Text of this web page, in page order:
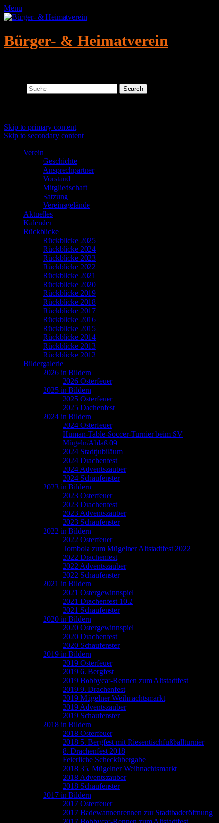
Menu
Bürger- & Heimatverein
Skip to primary content
Skip to secondary content
Verein
Geschichte
Ansprechpartner
Vorstand
Mitgliedschaft
Satzung
Vereinsgelände
Aktuelles
Kalender
Rückblicke
Rückblicke 2025
Rückblicke 2024
Rückblicke 2023
Rückblicke 2022
Rückblicke 2021
Rückblicke 2020
Rückblicke 2019
Rückblicke 2018
Rückblicke 2017
Rückblicke 2016
Rückblicke 2015
Rückblicke 2014
Rückblicke 2013
Rückblicke 2012
Bildergalerie
2026 in Bildern
2026 Osterfeuer
2025 in Bildern
2025 Osterfeuer
2025 Dachenfest
2024 in Bildern
2024 Osterfeuer
Human-Table-Soccer-Turnier beim SV
Mügeln/Ablaß 09
2024 Stadtjubiläum
2024 Drachenfest
2024 Adventszauber
2024 Schaufenster
2023 in Bildern
2023 Osterfeuer
2023 Drachenfest
2023 Adventszauber
2023 Schaufenster
2022 in Bildern
2022 Osterfeuer
Tombola zum Mügelner Altstadtfest 2022
2022 Drachenfest
2022 Adventszauber
2022 Schaufenster
2021 in Bildern
2021 Ostergewinnspiel
2021 Drachenfest 10.2
2021 Schaufenster
2020 in Bildern
2020 Ostergewinnspiel
2020 Drachenfest
2020 Schaufenster
2019 in Bildern
2019 Osterfeuer
2019 6. Bergfest
2019 Bobbycar-Rennen zum Altstadtfest
2019 9. Drachenfest
2019 Mügelner Weihnachtsmarkt
2019 Adventszauber
2019 Schaufenster
2018 in Bildern
2018 Osterfeuer
2018 5. Bergfest mit Riesentischfußballturnier
8. Drachenfest 2018
Feierliche Scheckübergabe
2018 35. Mügelner Weihnachtsmarkt
2018 Adventszauber
2018 Schaufenster
2017 in Bildern
2017 Osterfeuer
2017 Badewannenrennen zur Stadtbaderöffnung